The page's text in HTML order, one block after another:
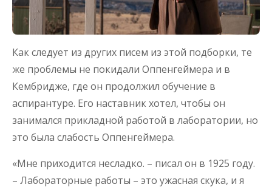
Как следует из других писем из этой подборки, те
же проблемы не покидали Оппенгеймера и в
Кембридже, где он продолжил обучение в
аспирантуре. Его наставник хотел, чтобы он
занимался прикладной работой в лаборатории, но
это была слабость Оппенгеймера.
«Мне приходится несладко. – писал он в 1925 году.
– Лабораторные работы – это ужасная скука, и я